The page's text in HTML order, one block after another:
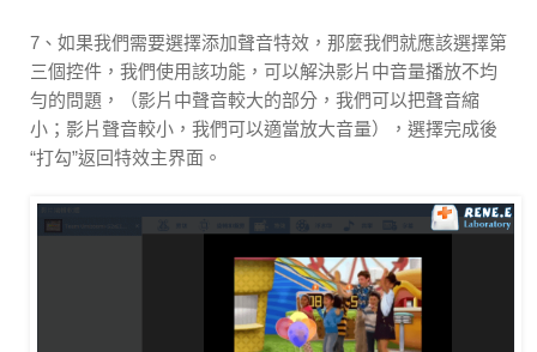
7、如果我們需要選擇添加聲音特效，那麼我們就應該選擇第
三個控件，我們使用該功能，可以解決影片中音量播放不均
勻的問題，（影片中聲音較大的部分，我們可以把聲音縮
小；影片聲音較小，我們可以適當放大音量），選擇完成後
“打勾”返回特效主界面。